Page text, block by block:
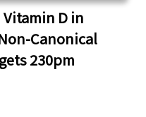
D in
Canonical
230pm